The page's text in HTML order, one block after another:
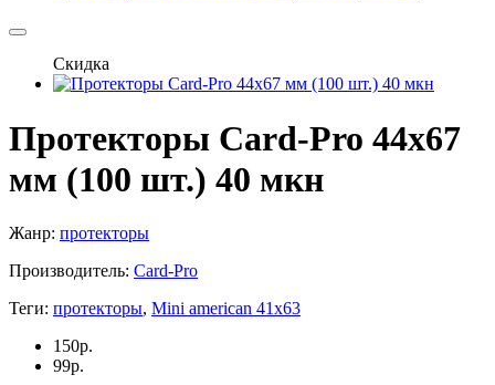
Скидка
Протекторы Card-Pro 44x67
мм (100 шт.) 40 мкн
Жанр: протекторы
Производитель: Card-Pro
Теги: протекторы, Mini american 41х63
150р.
99р.